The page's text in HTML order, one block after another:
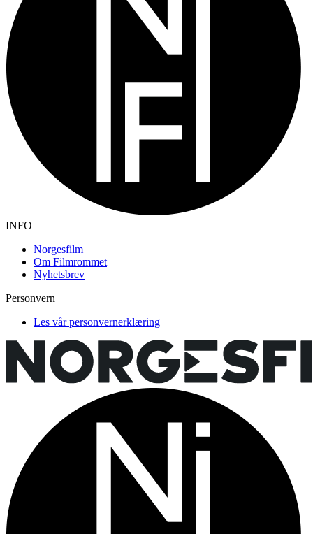
INFO
Norgesfilm
Om Filmrommet
Nyhetsbrev
Personvern
Les vår personvernerklæring